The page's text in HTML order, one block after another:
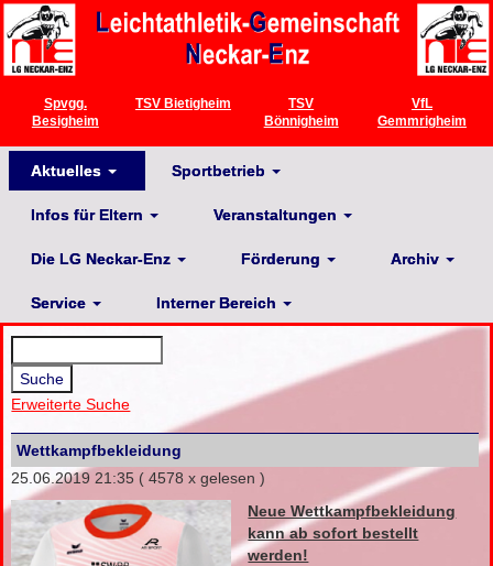
Spvgg.
Besigheim
TSV Bietigheim
TSV
Bönnigheim
VfL
Gemmrigheim
Aktuelles Sportbetrieb
Infos für Eltern Veranstaltungen
Die LG Neckar-Enz Förderung Archiv
Service Interner Bereich
Erweiterte Suche
Wettkampfbekleidung
25.06.2019 21:35 ( 4578 x gelesen )
Neue Wettkampfbekleidung
kann ab sofort bestellt
werden!